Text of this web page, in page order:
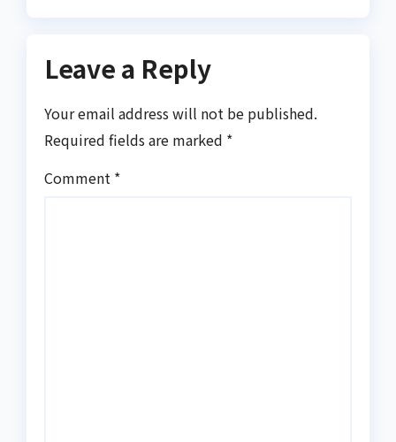
Leave a Reply
Your email address will not be published.
Required fields are marked *
Comment *